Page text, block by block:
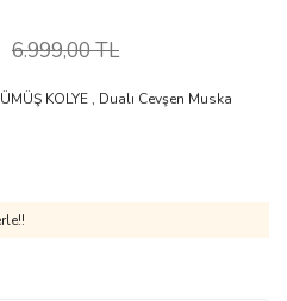
6.999,00 TL
KOLYE , Dualı Cevşen Muska